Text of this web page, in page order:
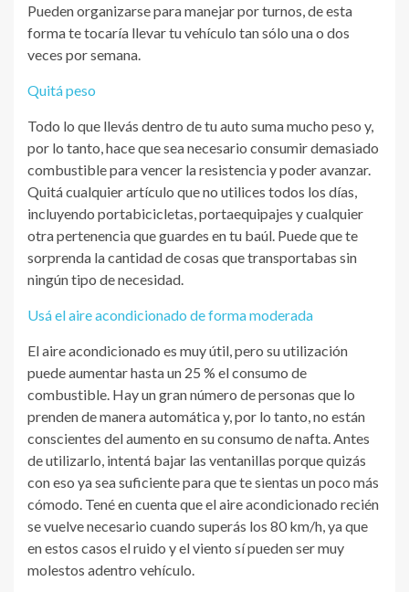
Pueden organizarse para manejar por turnos, de esta
forma te tocaría llevar tu vehículo tan sólo una o dos
veces por semana.
Quitá peso
Todo lo que llevás dentro de tu auto suma mucho peso y,
por lo tanto, hace que sea necesario consumir demasiado
combustible para vencer la resistencia y poder avanzar.
Quitá cualquier artículo que no utilices todos los días,
incluyendo portabicicletas, portaequipajes y cualquier
otra pertenencia que guardes en tu baúl. Puede que te
sorprenda la cantidad de cosas que transportabas sin
ningún tipo de necesidad.
Usá el aire acondicionado de forma moderada
El aire acondicionado es muy útil, pero su utilización
puede aumentar hasta un 25 % el consumo de
combustible. Hay un gran número de personas que lo
prenden de manera automática y, por lo tanto, no están
conscientes del aumento en su consumo de nafta. Antes
de utilizarlo, intentá bajar las ventanillas porque quizás
con eso ya sea suficiente para que te sientas un poco más
cómodo. Tené en cuenta que el aire acondicionado recién
se vuelve necesario cuando superás los 80 km/h, ya que
en estos casos el ruido y el viento sí pueden ser muy
molestos adentro vehículo.